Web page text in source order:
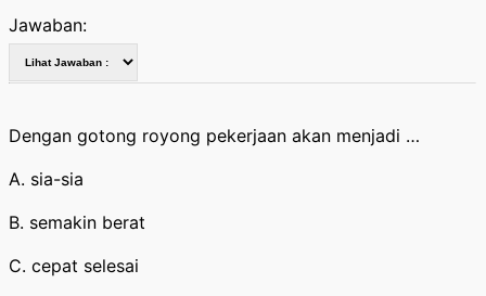
Jawaban:
Dengan gotong royong pekerjaan akan menjadi …
A. sia-sia
B. semakin berat
C. cepat selesai